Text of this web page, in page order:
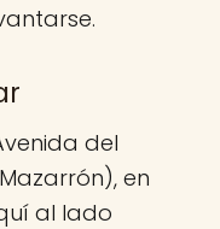
del
en
al lado